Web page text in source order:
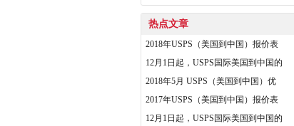
热点文章
2018年USPS（美国到中国）报价表
12月1日起，USPS国际美国到中国的
2018年5月 USPS（美国到中国）优
2017年USPS（美国到中国）报价表
12月1日起，USPS国际美国到中国的